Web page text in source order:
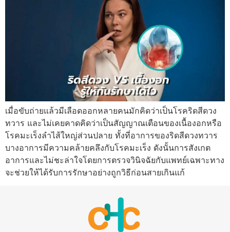
เมื่อขับถ่ายแล้วมีเลือดออกหลายคนมักคิดว่าเป็นโรคริดสีดวง
ทวาร และไม่เคยคาดคิดว่าเป็นสัญญาณเตือนของเนื้องอกหรือ
โรคมะเร็งลำไส้ใหญ่ส่วนปลาย ทั้งที่อาการของริดสีดวงทวาร
บางอาการมีความคล้ายคลึงกับโรคมะเร็ง ดังนั้นการสังเกต
อาการและไม่ชะล่าใจโดยการตรวจวินิจฉัยกับแพทย์เฉพาะทาง
จะช่วยให้ได้รับการรักษาอย่างถูกวิธีก่อนสายเกินแก้